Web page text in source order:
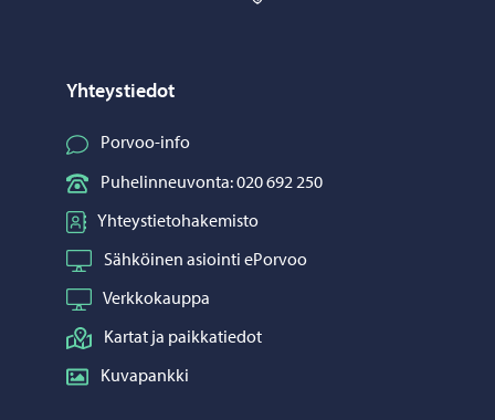
Yhteystiedot
Porvoo-info
Puhelinneuvonta: 020 692 250
Yhteystietohakemisto
Sähköinen asiointi ePorvoo
Verkkokauppa
Kartat ja paikkatiedot
Kuvapankki